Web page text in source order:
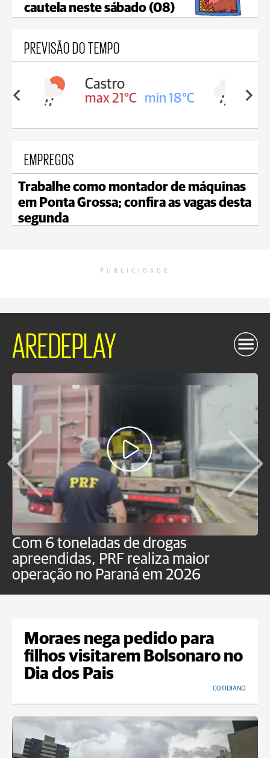
cautela neste sábado (08)
PREVISÃO DO TEMPO
18°C
Carambeí
max 20°C min 18°C
EMPREGOS
Trabalhe como montador de máquinas
em Ponta Grossa; confira as vagas desta
segunda
PUBLICIDADE
AREDEPLAY
Com 6 toneladas de drogas
apreendidas, PRF realiza maior
operação no Paraná em 2026
Moraes nega pedido para
filhos visitarem Bolsonaro no
Dia dos Pais
COTIDIANO